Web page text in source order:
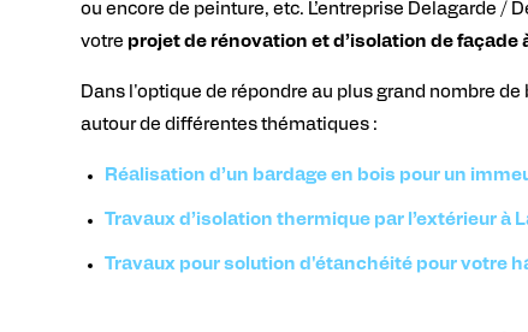
ou encore de peinture, etc. L’entreprise Delagarde /
votre projet de rénovation et d’isolation de façade
Dans l'optique de répondre au plus grand nombre
autour de différentes thématiques :
Réalisation d’un bardage en bois pour un
Travaux d’isolation thermique par l’extérieur à
Travaux pour solution d'étanchéité pour votre